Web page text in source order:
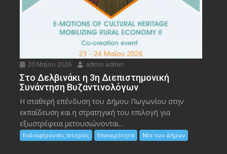
20 Μαΐου 2026 admin admin
Στο Δελβινάκι η 3η Διεπιστημονική
Συνάντηση Βυζαντινολόγων
Η σταθερή επένδυση του Δήμου Πωγωνίου στην
εκπαίδευση και η στρατηγική του επιλογή για
εξωστρέφεια μετουσιώνονται...
Ενδιαφέρουσες Ιστορίες Επικαιρότητα Νέα των Δήμων